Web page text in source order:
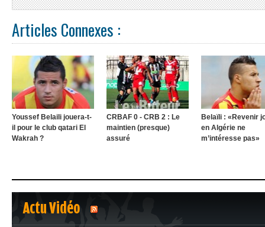
Articles Connexes :
Youssef Belaili jouera-t-
il pour le club qatari El
Wakrah ?
CRBAF 0 - CRB 2 : Le
maintien (presque)
assuré
Belaïli : «Revenir
en Algérie ne
m’intéresse pas»
Actu Vidéo
1 2